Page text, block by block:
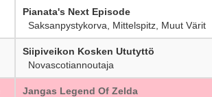
Pianata's Next Episode
Saksanpystykorva, Mittelspitz, Muut Värit
Siipiveikon Kosken Ututyttö
Novascotiannoutaja
Jangas Legend Of Zelda